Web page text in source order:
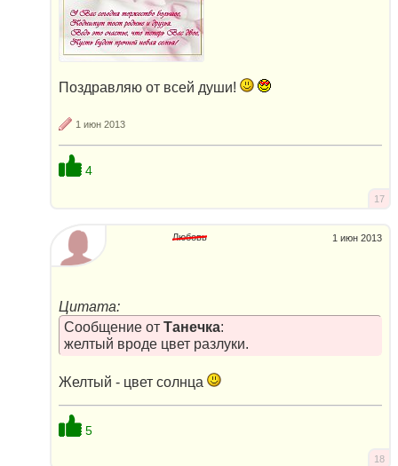
Поздравляю от всей души!
1 июн 2013
4
17
1 июн 2013
Любовь
Цитата:
Сообщение от Танечка:
желтый вроде цвет разлуки.
Желтый - цвет солнца
5
18